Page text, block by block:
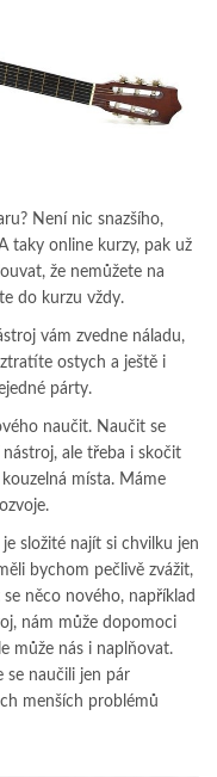
Není nic snazšího,
taky online kurzy, pak už
že nemůžete na
do kurzu vždy.
vám zvedne náladu,
ostych a ještě i
párty.
naučit. Naučit se
ale třeba i skočit
místa. Máme
složité najít si chvilku jen
bychom pečlivě zvážit,
něco nového, například
nám může dopomoci
může nás i naplňovat.
se naučili jen pár
menších problémů